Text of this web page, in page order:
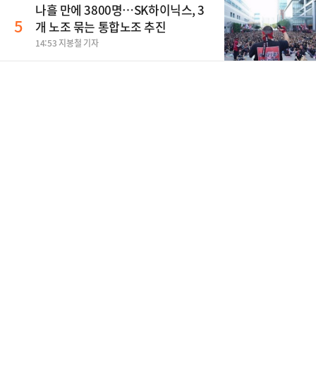
5
나흘 만에 3800명…SK하이닉스, 3
개 노조 묶는 통합노조 추진
14:53 지봉철 기자